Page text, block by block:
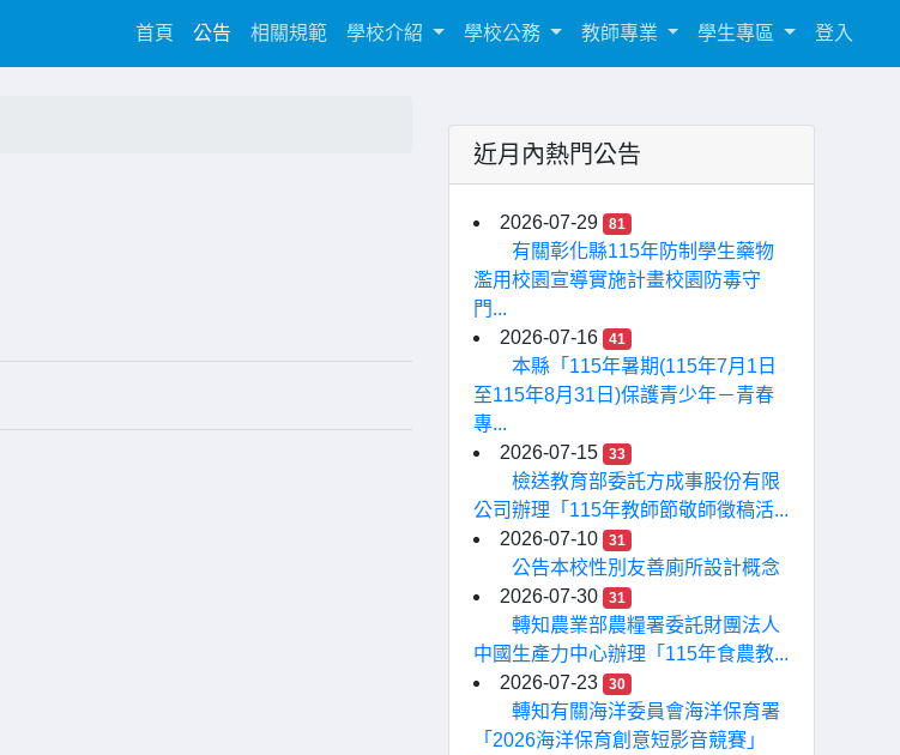
首頁 (current)
公告 相關規範 學校介紹 學校公務 教師專業 學生專區 登入
近月內熱門公告
2026-07-29 81
有關彰化縣115年防制學生藥物
濫用校園宣導實施計畫校園防毒守
門...
2026-07-16
41
本縣「115年暑期(115年7月1日
至115年8月31日)保護青少年－青春
專...
2026-07-15
33
檢送教育部委託方成事股份有限
公司辦理「115年教師節敬師徵稿活...
2026-07-10
31
公告本校性別友善廁所設計概念
2026-07-30
31
轉知農業部農糧署委託財團法人
中國生產力中心辦理「115年食農教...
2026-07-23
30
轉知有關海洋委員會海洋保育署
「2026海洋保育創意短影音競賽」